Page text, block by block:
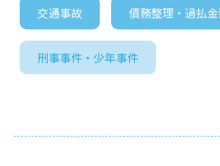
交通事故 債務整理・過払
刑事事件・少年事件